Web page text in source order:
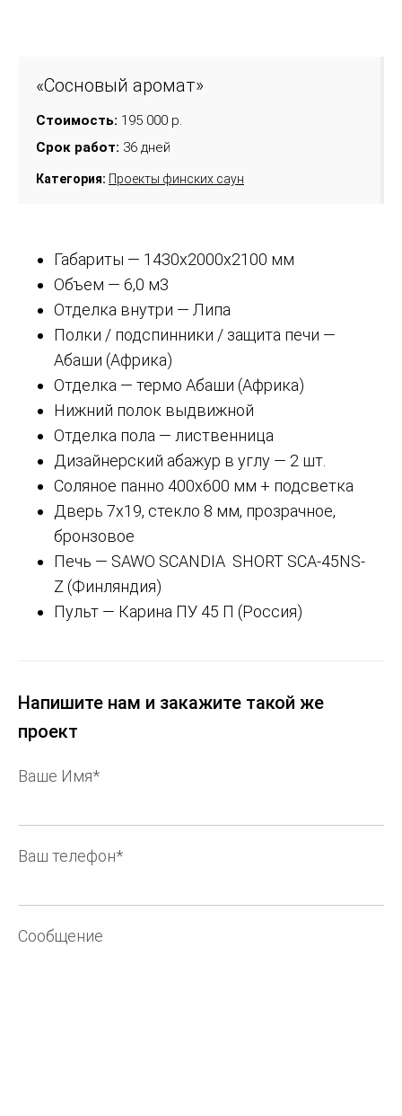
«Сосновый аромат»
Стоимость: 195 000 р.
Срок работ: 36 дней
Категория: Проекты финских саун
Габариты — 1430х2000х2100 мм
Объем — 6,0 м3
Отделка внутри — Липа
Полки / подспинники / защита печи —
Абаши (Африка)
Отделка — термо Абаши (Африка)
Нижний полок выдвижной
Отделка пола — лиственница
Дизайнерский абажур в углу — 2 шт.
Соляное панно 400х600 мм + подсветка
Дверь 7х19, стекло 8 мм, прозрачное,
бронзовое
Печь — SAWO SCANDIA SHORT SCA-45NS-
Z (Финляндия)
Пульт — Карина ПУ 45 П (Россия)
Напишите нам и закажите такой же
проект
Ваше Имя*
Ваш телефон*
Сообщение